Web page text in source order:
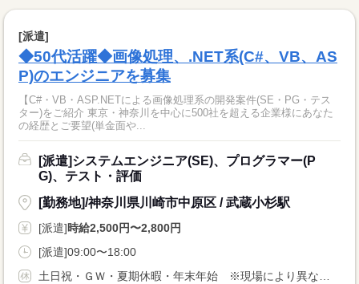
[派遣]
◆50代活躍◆画像処理、.NET系(C#、VB、AS
P)のエンジニアを募集
【C#・VB・ASP.NETによる画像処理系の開発案件(SE・PG・テス
ター)をご紹介 東京・神奈川を中心に500社を超える企業様にあなた
の経歴とご要望(単金面や...
[派遣]システムエンジニア(SE)、プログラマー(P
G)、テスト・評価
[勤務地]/神奈川県川崎市中原区 / 武蔵小杉駅
[派遣]時給2,500円〜2,800円
[派遣]09:00〜18:00
土日祝・ＧＷ・夏期休暇・年末年始 ※現場により異なる 年次有給休暇制度あり(10日/年) ※契約6ヵ月以上から発生